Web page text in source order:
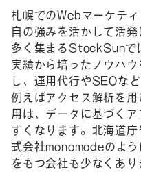
札幌でのWebマーケテ
自の強みを活かして活
多く集まるStockSunで
実績から培ったノウハ
し、運用代行やSEOな
例えばアクセス解析を
用は、データに基づく
すくなります。北海道
式会社monomodeのよ
をもつ会社も少なくあ